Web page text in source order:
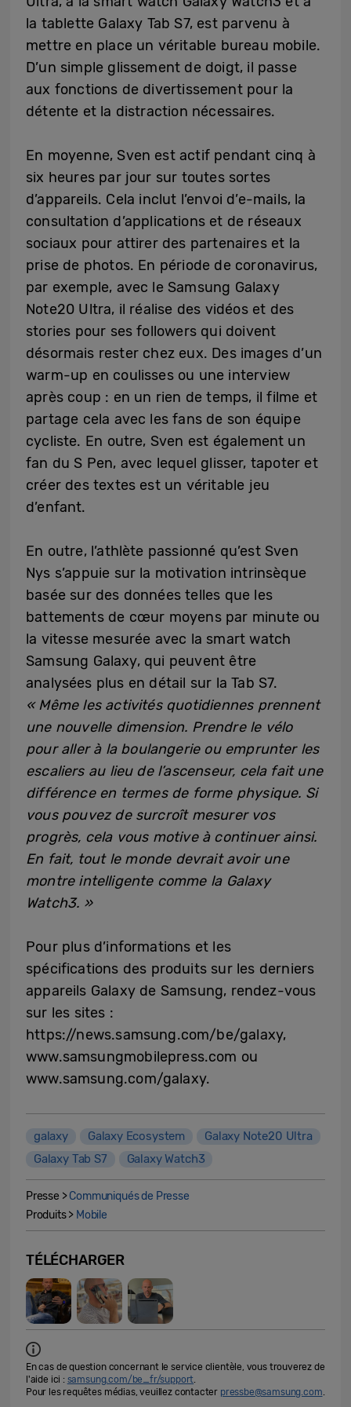
la tablette Galaxy Tab S7, est parvenu à
mettre en place un véritable bureau mobile.
D’un simple glissement de doigt, il passe
aux fonctions de divertissement pour la
détente et la distraction nécessaires.
En moyenne, Sven est actif pendant cinq à
six heures par jour sur toutes sortes
d’appareils. Cela inclut l’envoi d’e-mails, la
consultation d’applications et de réseaux
sociaux pour attirer des partenaires et la
prise de photos. En période de coronavirus,
par exemple, avec le Samsung Galaxy
Note20 Ultra, il réalise des vidéos et des
stories pour ses followers qui doivent
désormais rester chez eux. Des images d’un
warm-up en coulisses ou une interview
après coup : en un rien de temps, il filme et
partage cela avec les fans de son équipe
cycliste. En outre, Sven est également un
fan du S Pen, avec lequel glisser, tapoter et
créer des textes est un véritable jeu
d’enfant.
En outre, l’athlète passionné qu’est Sven
Nys s’appuie sur la motivation intrinsèque
basée sur des données telles que les
battements de cœur moyens par minute ou
la vitesse mesurée avec la smart watch
Samsung Galaxy, qui peuvent être
analysées plus en détail sur la Tab S7.
« Même les activités quotidiennes prennent
une nouvelle dimension. Prendre le vélo
pour aller à la boulangerie ou emprunter les
escaliers au lieu de l’ascenseur, cela fait une
différence en termes de forme physique. Si
vous pouvez de surcroît mesurer vos
progrès, cela vous motive à continuer ainsi.
En fait, tout le monde devrait avoir une
montre intelligente comme la Galaxy
Watch3. »
Pour plus d’informations et les
spécifications des produits sur les derniers
appareils Galaxy de Samsung, rendez-vous
sur les sites :
https://news.samsung.com/be/galaxy,
www.samsungmobilepress.com ou
www.samsung.com/galaxy.
galaxy Galaxy Ecosystem
Galaxy Note20 Ultra
Galaxy Tab S7
Galaxy Watch3
Presse >Communiqués de Presse
Produits > Mobile
TÉLÉCHARGER
En cas de question concernant le service clientèle, vous trouverez de
l'aide ici : samsung.com/be_fr/support
Pour les requêtes médias, veuillez contacter pressbe@samsung.com